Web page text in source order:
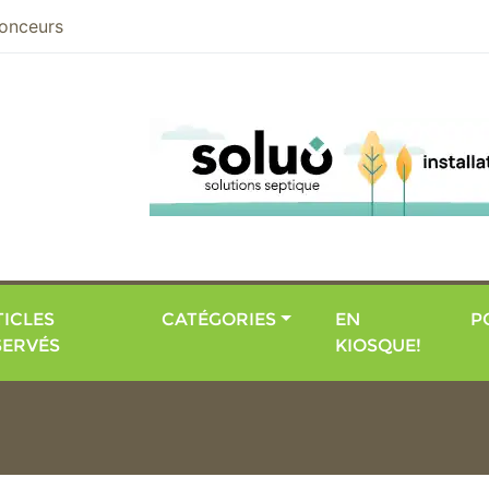
CATÉGORIES
EN
KIOSQUE!